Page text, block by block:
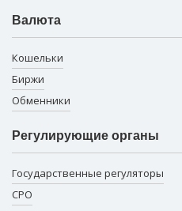
Валюта
Кошельки
Биржи
Обменники
Регулирующие органы
Государственные регуляторы
СРО